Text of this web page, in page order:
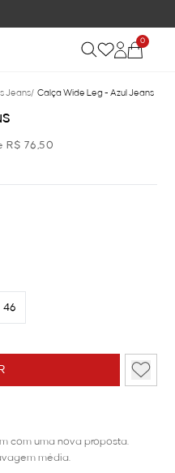
0
Jeans/ Calça Wide Leg - Azul Jeans
R$ 76,50
46
com uma nova proposta.
média.